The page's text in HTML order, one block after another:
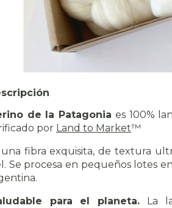
de la Patagoniaes 100%
por Land to Market™
una fibra exquisita, de textura
Se procesa en pequeños lotes
para el planeta.
La